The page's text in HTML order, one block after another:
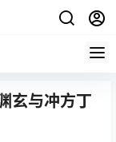
玄与冲方丁